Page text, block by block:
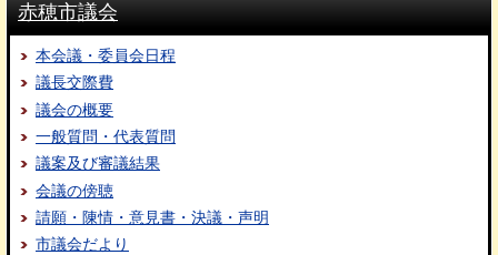
赤穂市議会
本会議・委員会日程
議長交際費
議会の概要
一般質問・代表質問
議案及び審議結果
会議の傍聴
請願・陳情・意見書・決議・声明
市議会だより